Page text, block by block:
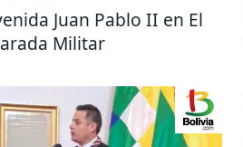
Juan Pablo II en El
Militar